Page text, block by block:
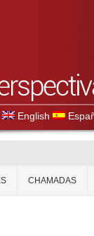
English
CHAMADAS